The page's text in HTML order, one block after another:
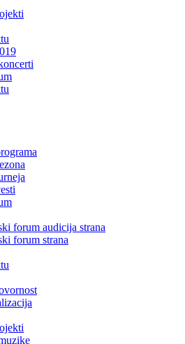
forum audicija strana
forum strana